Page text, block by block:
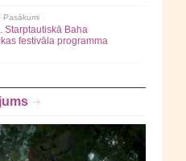
Pasākumi
Starptautiskā Baha
festivāla programma